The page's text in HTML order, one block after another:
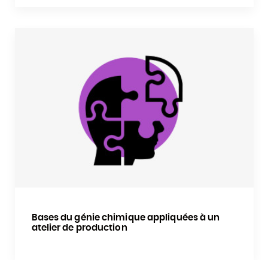
Bases du génie chimique appliquées à un
atelier de production